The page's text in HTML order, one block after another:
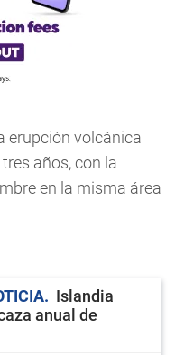
erupción volcánica
años, con la
en la misma área
Islandia
anual de